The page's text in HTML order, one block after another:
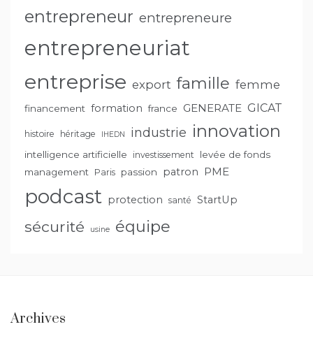
entrepreneur entrepreneure
entrepreneuriat
entreprise export famille femme
financement formation france GENERATE GICAT
histoire héritage IHEDN industrie innovation
intelligence artificielle investissement
levée de fonds
management
Paris passion patron PME
podcast protection santé StartUp
sécurité usine équipe
Archives